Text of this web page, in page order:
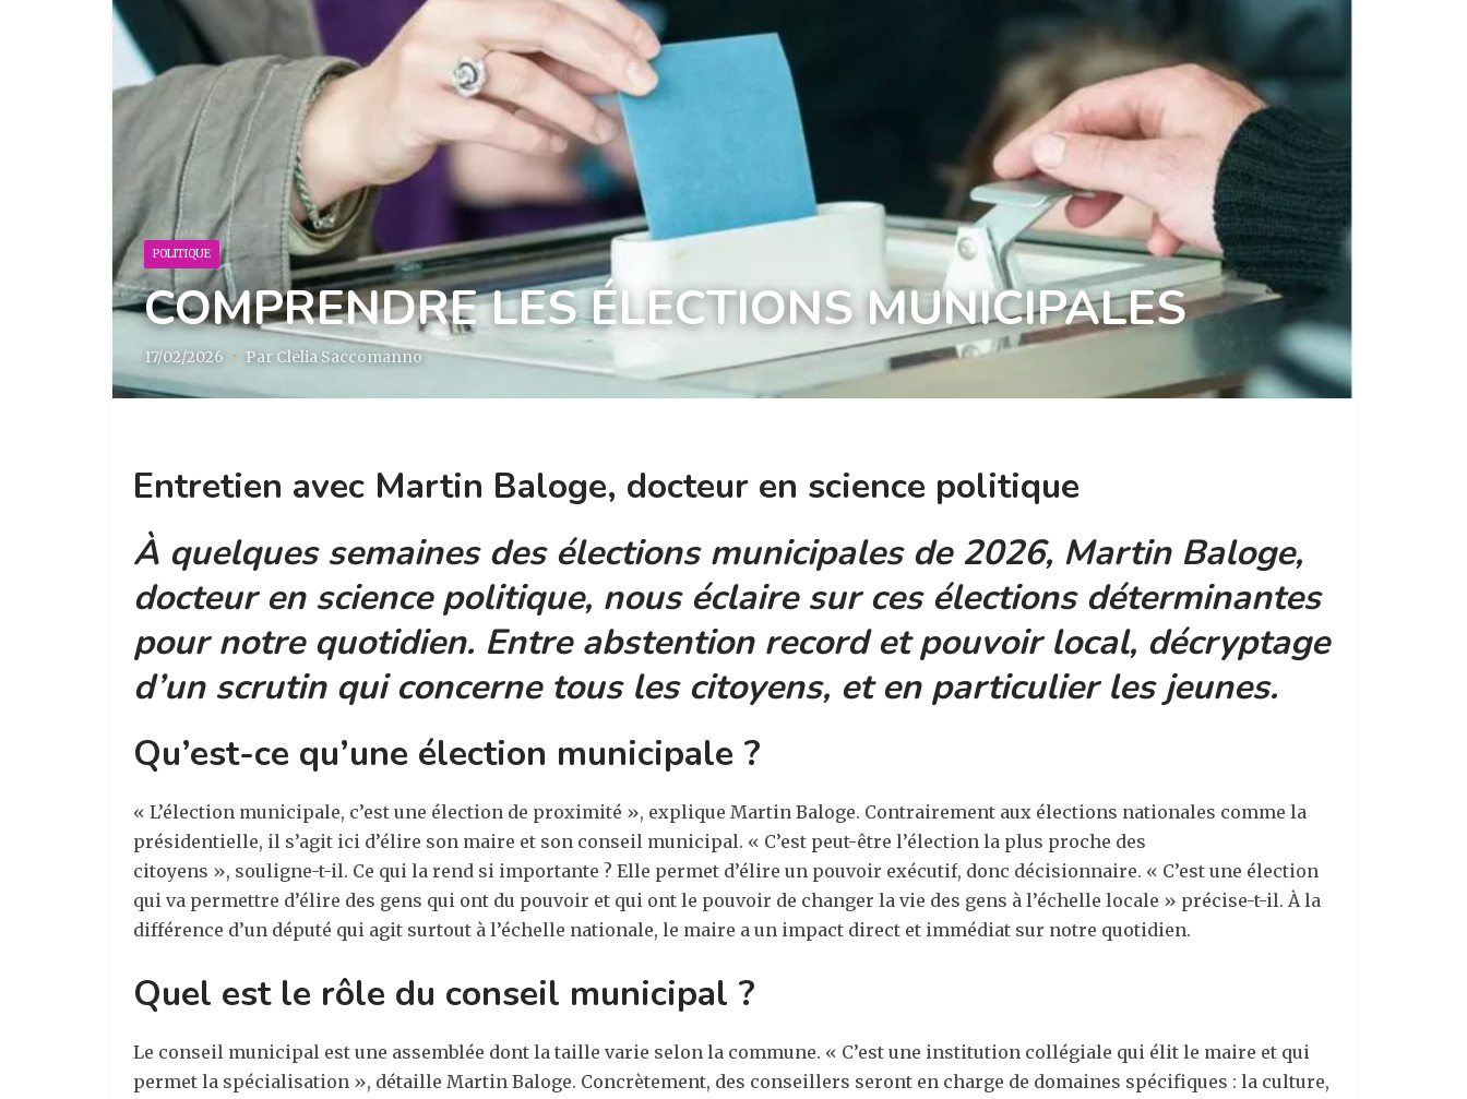
POLITIQUE
COMPRENDRE LES ÉLECTIONS MUNICIPALES
17/02/2026 · Par Clelia Saccomanno
Entretien avec Martin Baloge, docteur en science politique
À quelques semaines des élections municipales de 2026, Martin Baloge,
docteur en science politique, nous éclaire sur ces élections déterminantes
pour notre quotidien. Entre abstention record et pouvoir local, décryptage
d’un scrutin qui concerne tous les citoyens, et en particulier les jeunes.
Qu’est-ce qu’une élection municipale ?
« L’élection municipale, c’est une élection de proximité », explique Martin Baloge. Contrairement aux élections nationales comme la
présidentielle, il s’agit ici d’élire son maire et son conseil municipal. « C’est peut-être l’élection la plus proche des
citoyens », souligne-t-il. Ce qui la rend si importante ? Elle permet d’élire un pouvoir exécutif, donc décisionnaire. « C’est une élection
qui va permettre d’élire des gens qui ont du pouvoir et qui ont le pouvoir de changer la vie des gens à l’échelle locale » précise-t-il. À la
différence d’un député qui agit surtout à l’échelle nationale, le maire a un impact direct et immédiat sur notre quotidien.
Quel est le rôle du conseil municipal ?
Le conseil municipal est une assemblée dont la taille varie selon la commune. « C’est une institution collégiale qui élit le maire et qui
permet la spécialisation », détaille Martin Baloge. Concrètement, des conseillers seront en charge de domaines spécifiques : la culture,